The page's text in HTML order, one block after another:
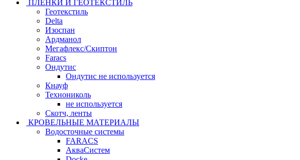
ПЛЕНКИ И ГЕОТЕКСТИЛЬ
Геотекстиль
Delta
Изоспан
Ардманол
Мегафлекс/Скиптон
Faracs
Ондутис
Ондутис не используется
Кнауф
Технониколь
не используется
Скотч, ленты
КРОВЕЛЬНЫЕ МАТЕРИАЛЫ
Водосточные системы
FARACS
АкваСистем